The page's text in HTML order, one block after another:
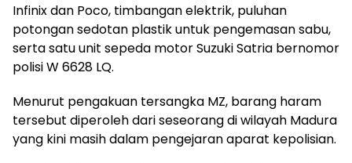
Infinix dan Poco, timbangan elektrik, puluhan
potongan sedotan plastik untuk pengemasan sabu,
serta satu unit sepeda motor Suzuki Satria bernomor
polisi W 6628 LQ.
Menurut pengakuan tersangka MZ, barang haram
tersebut diperoleh dari seseorang di wilayah Madura
yang kini masih dalam pengejaran aparat kepolisian.